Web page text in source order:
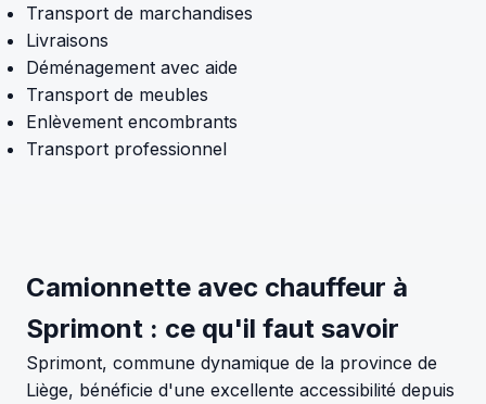
Transport de marchandises
Livraisons
Déménagement avec aide
Transport de meubles
Enlèvement encombrants
Transport professionnel
Camionnette avec chauffeur à
Sprimont : ce qu'il faut savoir
Sprimont, commune dynamique de la province de
Liège, bénéficie d'une excellente accessibilité depuis